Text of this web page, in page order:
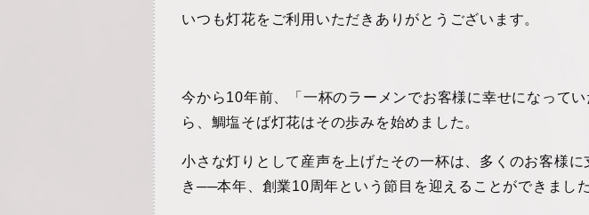
いつも灯花をご利用いただきありがとうございます。
今から10年前、「一杯のラーメンでお客様に幸せになって
ら、鯛塩そば灯花はその歩みを始めました。
小さな灯りとして産声を上げたその一杯は、多くのお客様
き──本年、創業10周年という節目を迎えることができました